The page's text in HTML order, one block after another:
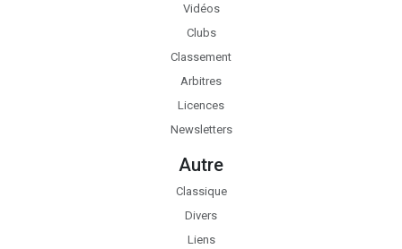
Vidéos
Clubs
Classement
Arbitres
Licences
Newsletters
Autre
Classique
Divers
Liens